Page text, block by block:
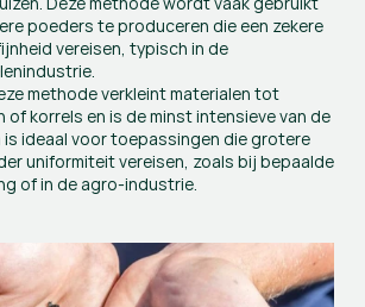
poeders te produceren die een zekere
vereisen, typisch in de
methode verkleint materialen tot
of korrels en is de minst intensieve van de
is ideaal voor toepassingen die grotere
uniformiteit vereisen, zoals bij bepaalde
of in de agro-industrie.